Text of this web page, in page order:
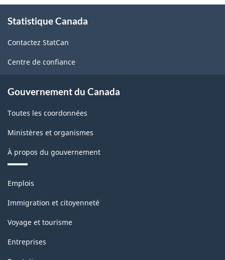
propos
ce
site
Statistique Canada
Contactez StatCan
Centre de confiance
Gouvernement du Canada
Toutes les coordonnées
Ministères et organismes
À propos du gouvernement
Thèmes
sujets
Emplois
Immigration et citoyenneté
Voyage et tourisme
Entreprises